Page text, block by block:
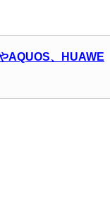
AQUOS、HUAWE